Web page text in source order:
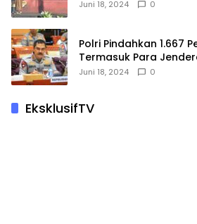
Hewan Kurban
Juni 18, 2024 0
Polri Pindahkan 1.667
Termasuk Para
Juni 18, 2024 0
EksklusifTV